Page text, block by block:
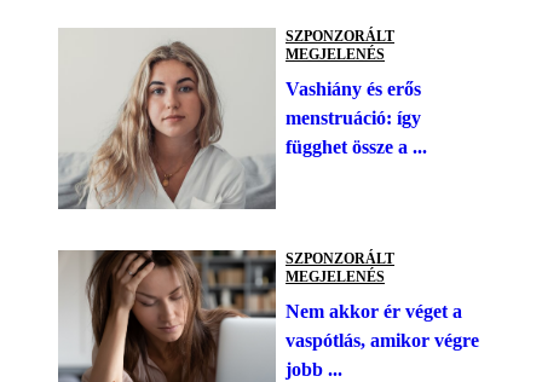
SZPONZORÁLT
MEGJELENÉS
Vashiány és erős
menstruáció: így
függhet össze a ...
SZPONZORÁLT
MEGJELENÉS
Nem akkor ér véget a
vaspótlás, amikor végre
jobb ...